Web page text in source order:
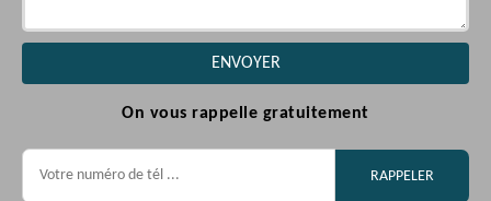
On vous rappelle gratuitement